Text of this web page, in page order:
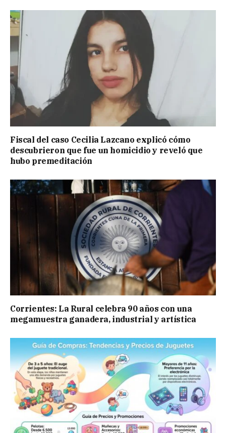
Fiscal del caso Cecilia Lazcano explicó cómo
descubrieron que fue un homicidio y reveló que
hubo premeditación
Corrientes: La Rural celebra 90 años con una
megamuestra ganadera, industrial y artística